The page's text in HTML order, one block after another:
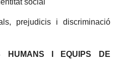
social
prejudicis i discriminació
HUMANS I EQUIPS DE